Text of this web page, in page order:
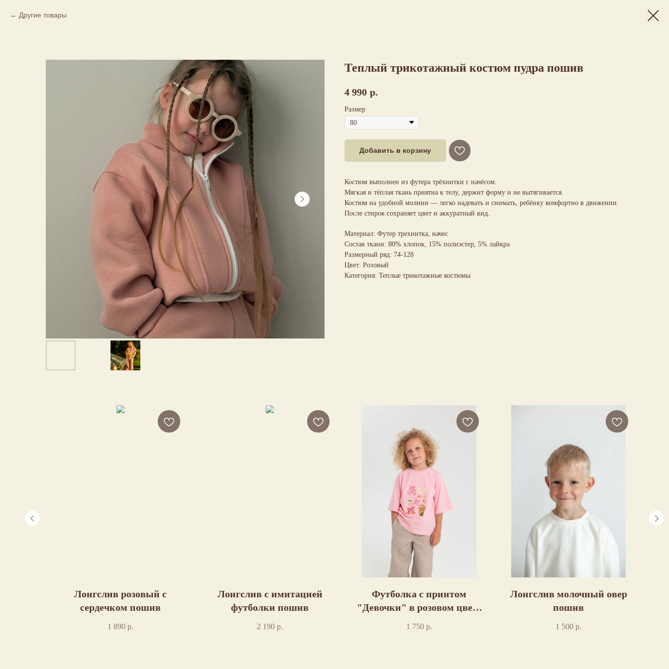
Другие товары
Теплый трикотажный костюм пудра пошив
4 990 р.
Размер
Добавить в корзину
Костюм выполнен из футера трёхнитки с начёсом.
Мягкая и тёплая ткань приятна к телу, держит форму и не вытягивается.
Костюм на удобной молнии — легко надевать и снимать, ребёнку комфортно в движении.
После стирок сохраняет цвет и аккуратный вид.
Материал: Футер трехнитка, начес
Состав ткани: 80% хлопок, 15% полиэстер, 5% лайкра
Размерный ряд: 74-128
Цвет: Розовый
Категория: Теплые трикотажные костюмы
Лонгслив розовый с
сердечком пошив
1 890 р.
Лонгслив с имитацией
футболки пошив
2 190 р.
Футболка с принтом
"Девочки" в розовом цвете
1 750 р.
Лонгслив молочный овер
пошив
1 500 р.